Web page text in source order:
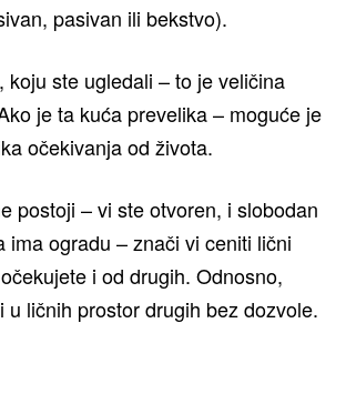
pasivan ili bekstvo).
koju ste ugledali – to je veličina
je ta kuća prevelika – moguće je
očekivanja od života.
postoji – vi ste otvoren, i slobodan
ima ogradu – znači vi ceniti lični
i od drugih. Odnosno,
u ličnih prostor drugih bez dozvole.